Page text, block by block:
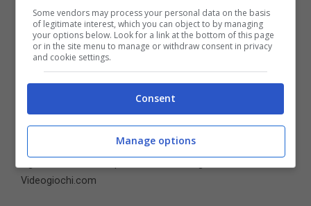
Scommettere una skin rara su un giocatore professionista
Videogiochi.com
Some vendors may process your personal data on the basis
of legitimate interest, which you can object to by managing
your options below. Look for a link at the bottom of this page
or in the site menu to manage or withdraw consent in privacy
and cookie settings.
Consent
Manage options